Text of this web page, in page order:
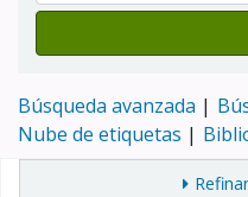
Búsqueda avanzada
Nube de etiquetas